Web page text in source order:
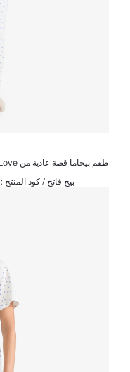
طقم بيجاما قصة عادية من Fall in Love - قطعتين
بيج فاتح / كود المنتج :